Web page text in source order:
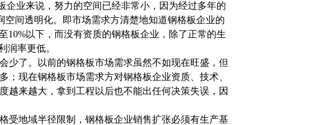
企业来说，努力的空间已经非常小，因为经过多年的
间透明化。即市场需求方清楚地知道钢格板企业的
10%以下，而没有资质的钢格板企业，除了正常的生
润率更低。
少了。以前的钢格板市场需求虽然不如现在旺盛，但
现在钢格板市场需求方对钢格板企业资质、技术、
越来越大，拿到工程以后也不能出任何决策失误，因
受地域半径限制，钢格板企业销售扩张必须有生产基